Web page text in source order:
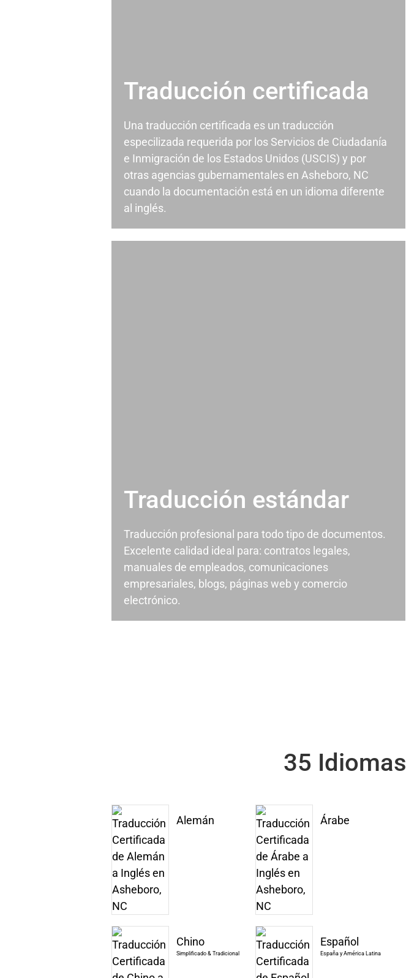
Traducción certificada
Una traducción certificada es un traducción
especilizada requerida por los Servicios de Ciudadanía
e Inmigración de los Estados Unidos (USCIS) y por
otras agencias gubernamentales en Asheboro, NC
cuando la documentación está en un idioma diferente
al inglés.
Traducción estándar
Traducción profesional para todo tipo de documentos.
Excelente calidad ideal para: contratos legales,
manuales de empleados, comunicaciones
empresariales, blogs, páginas web y comercio
electrónico.
35
Alemán Árabe
Chino
Simplificado & Tradicional
Español
España y América Latina